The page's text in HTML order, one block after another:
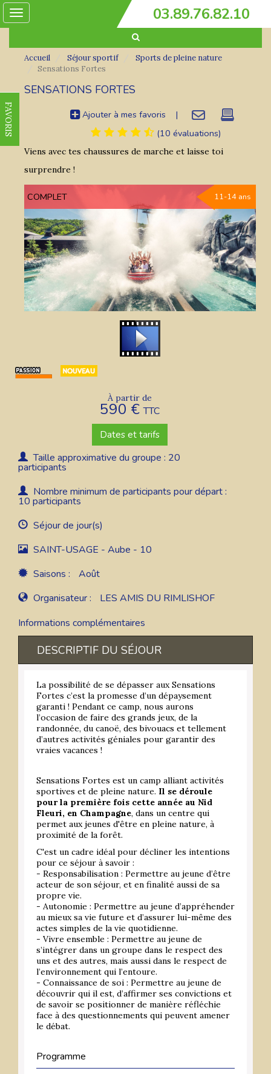
03.89.76.82.10
Toggle
FAVORIS
Accueil Séjour sportif
Sports de pleine nature
Sensations Fortes
SENSATIONS FORTES
Ajouter à mes favoris |
(10 évaluations)
Viens avec tes chaussures de marche et laisse toi
surprendre !
COMPLET 11-14 ans
À partir de
590 €TTC
Dates et tarifs
Taille approximative du groupe : 20
participants
Nombre minimum de participants pour départ :
10 participants
Séjour de jour(s)
SAINT-USAGE - Aube - 10
Saisons :
Août
Organisateur :
LES AMIS DU RIMLISHOF
Informations complémentaires
DESCRIPTIF DU SÉJOUR
La possibilité de se dépasser aux Sensations
Fortes c’est la promesse d’un dépaysement
garanti ! Pendant ce camp, nous aurons
l’occasion de faire des grands jeux, de la
randonnée, du canoë, des bivouacs et tellement
d’autres activités géniales pour garantir des
vraies vacances !
Sensations Fortes est un camp alliant activités
sportives et de pleine nature. Il se déroule
pour la première fois cette année au Nid
Fleuri, en Champagne, dans un centre qui
permet aux jeunes d'être en pleine nature, à
proximité de la forêt.
C'est un cadre idéal pour décliner les intentions
pour ce séjour à savoir :
- Responsabilisation : Permettre au jeune d’être
acteur de son séjour, et en finalité aussi de sa
propre vie.
- Autonomie : Permettre au jeune d’appréhender
au mieux sa vie future et d’assurer lui-même des
actes simples de la vie quotidienne.
- Vivre ensemble : Permettre au jeune de
s’intégrer dans un groupe dans le respect des
uns et des autres, mais aussi dans le respect de
l’environnement qui l’entoure.
- Connaissance de soi : Permettre au jeune de
découvrir qui il est, d’affirmer ses convictions et
de savoir se positionner de manière réfléchie
face à des questionnements qui peuvent amener
le débat.
Programme